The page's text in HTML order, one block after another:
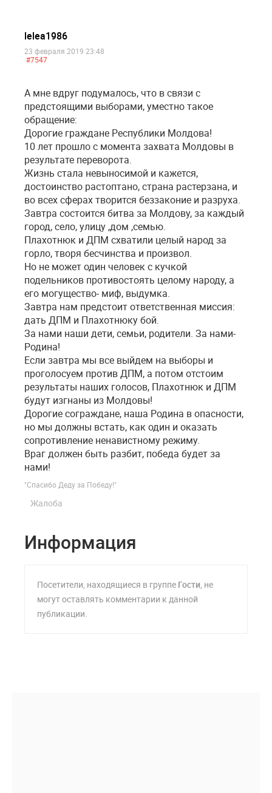
lelea1986
23 февраля 2019 23:48
#7547
А мне вдруг подумалось, что в связи с
предстоящими выборами, уместно такое
обращение:
Дорогие граждане Республики Молдова!
10 лет прошло с момента захвата Молдовы в
результате переворота.
Жизнь стала невыносимой и кажется,
достоинство растоптано, страна растерзана, и
во всех сферах творится беззаконие и разруха.
Завтра состоится битва за Молдову, за каждый
город, село, улицу ,дом ,семью.
Плахотнюк и ДПМ схватили целый народ за
горло, творя бесчинства и произвол.
Но не может один человек с кучкой
подельников противостоять целому народу, а
его могущество- миф, выдумка.
Завтра нам предстоит ответственная миссия:
дать ДПМ и Плахотнюку бой.
За нами наши дети, семьи, родители. За нами-
Родина!
Если завтра мы все выйдем на выборы и
проголосуем против ДПМ, а потом отстоим
результаты наших голосов, Плахотнюк и ДПМ
будут изгнаны из Молдовы!
Дорогие сограждане, наша Родина в опасности,
но мы должны встать, как один и оказать
сопротивление ненавистному режиму.
Враг должен быть разбит, победа будет за
нами!
"Спасибо Деду за Победу!"
Жалоба
Информация
Посетители, находящиеся в группе Гости, не
могут оставлять комментарии к данной
публикации.